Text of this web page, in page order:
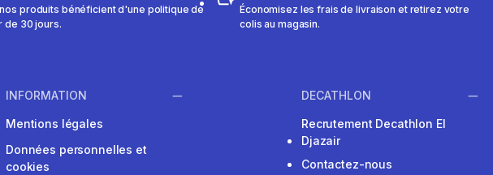
produits bénéficient d'une politique de
de 30 jours.
Économisez les frais de livraison et retirez votre
colis au magasin.
INFORMATION
Mentions légales
Données personnelles et
cookies
DECATHLON
Recrutement Decathlon El
Djazair
Contactez-nous